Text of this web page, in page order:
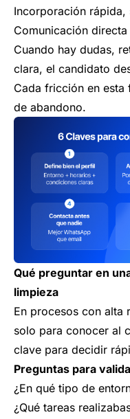
Incorporación rápida,
Comunicación
Cuando hay dudas,
clara, el candidato
Cada fricción en esta
de abandono.
Qué preguntar en
limpieza
En procesos con alta
solo para conocer al
clave para decidir
Preguntas para
¿En qué tipo de
¿Qué tareas